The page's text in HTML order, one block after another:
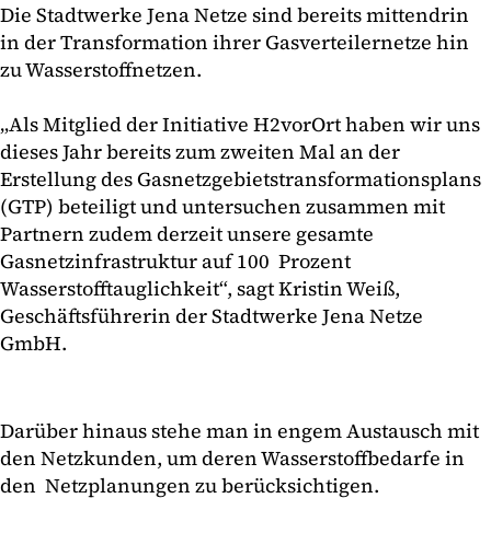
Die Stadtwerke Jena Netze sind bereits mittendrin
in der Transformation ihrer Gasverteilernetze hin
zu Wasserstoffnetzen.
„Als Mitglied der Initiative H2vorOrt haben wir uns
dieses Jahr bereits zum zweiten Mal an der
Erstellung des Gasnetzgebietstransformationsplans
(GTP) beteiligt und untersuchen zusammen mit
Partnern zudem derzeit unsere gesamte
Gasnetzinfrastruktur auf 100 Prozent
Wasserstofftauglichkeit“, sagt Kristin Weiß,
Geschäftsführerin der Stadtwerke Jena Netze
GmbH.
Darüber hinaus stehe man in engem Austausch mit
den Netzkunden, um deren Wasserstoffbedarfe in
den Netzplanungen zu berücksichtigen.